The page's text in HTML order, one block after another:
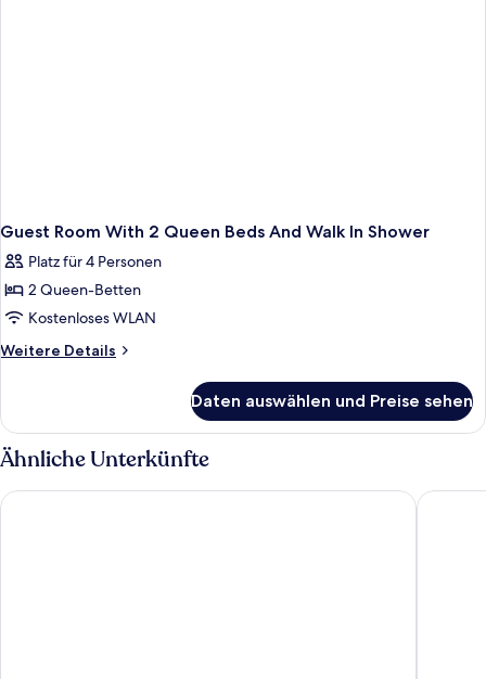
Guest Room With 2 Queen Beds And Walk In Shower
Platz für 4 Personen
2 Queen-Betten
Kostenloses WLAN
Weitere Details
Weitere
Room
With
2
Queen
Beds
Daten auswählen und Preise sehen
Ähnliche Unterkünfte
Spark by Hilton Charlotte Tyvola I-77 Drury